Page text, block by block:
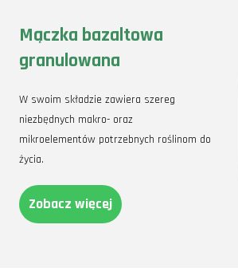
Mączka bazaltowa
granulowana
W swoim składzie zawiera szereg
niezbędnych makro- oraz
mikroelementów potrzebnych roślinom do
życia.
Zobacz więcej